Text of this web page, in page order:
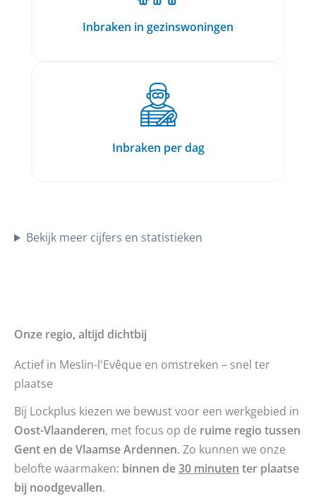
Inbraken in gezinswoningen
Inbraken per dag
Bekijk meer cijfers en statistieken
Onze regio, altijd dichtbij
Actief in Meslin-l'Evêque en omstreken – snel ter
plaatse
Bij Lockplus kiezen we bewust voor een werkgebied in
Oost-Vlaanderen, met focus op de ruime regio tussen
Gent en de Vlaamse Ardennen. Zo kunnen we onze
belofte waarmaken: binnen de30 minuten ter plaatse
bij noodgevallen.